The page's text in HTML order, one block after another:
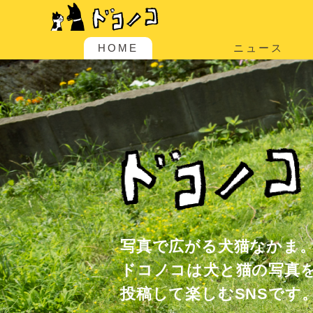
HOME ニュース
写真で広がる犬猫なかま
ドコノコは犬と猫の写真
投稿して楽しむSNSです